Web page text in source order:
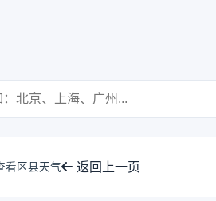
看区县天气 返回上一页